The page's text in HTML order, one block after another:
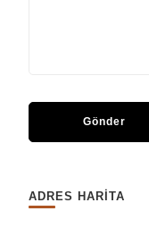
ADRES HARİTA